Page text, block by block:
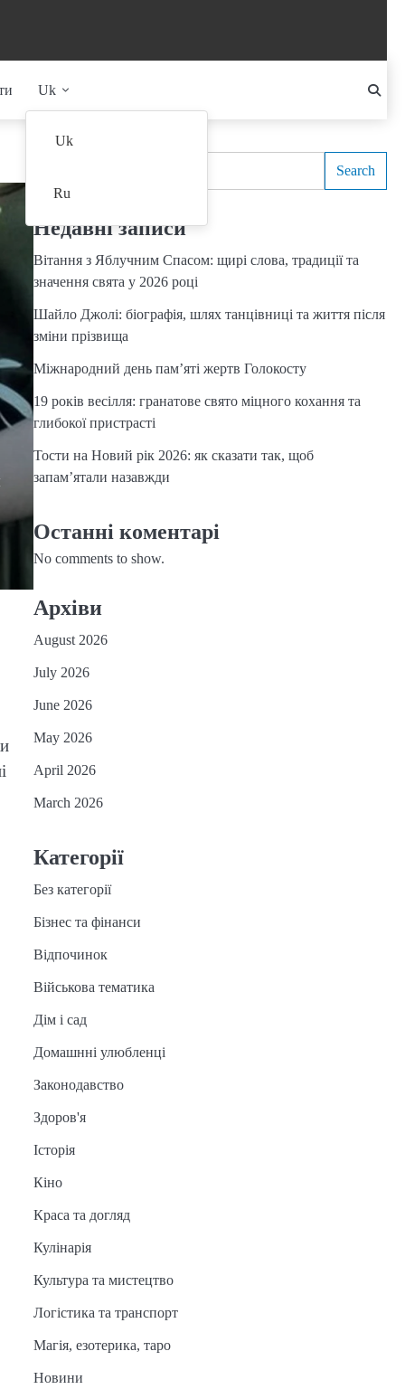
Uk
Uk
Ru
Search
Недавні записи
Вітання з Яблучним Спасом: щирі слова, традиції та
значення свята у 2026 році
Шайло Джолі: біографія, шлях танцівниці та життя після
зміни прізвища
Міжнародний день пам’яті жертв Голокосту
19 років весілля: гранатове свято міцного кохання та
глибокої пристрасті
Тости на Новий рік 2026: як сказати так, щоб
запам’ятали назавжди
Останні коментарі
No comments to show.
Архіви
August 2026
July 2026
June 2026
May 2026
April 2026
March 2026
Категорії
Без категорії
Бізнес та фінанси
Відпочинок
Військова тематика
Дім і сад
Домашнні улюбленці
Законодавство
Здоров'я
Історія
Кіно
Краса та догляд
Кулінарія
Культура та мистецтво
Логістика та транспорт
Магія, езотерика, таро
Новини